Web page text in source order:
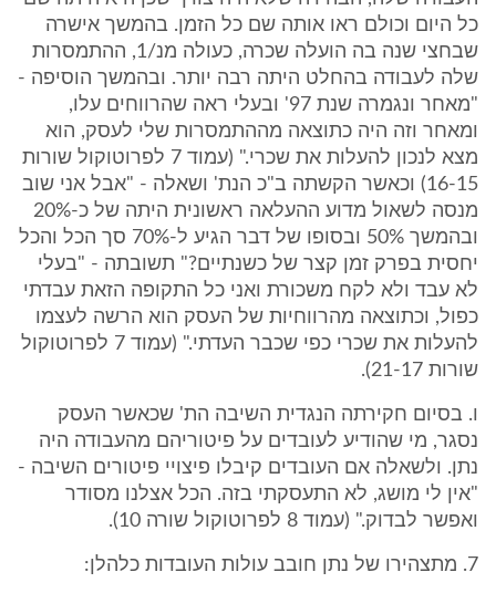
כל היום וכולם ראו אותה שם כל הזמן. בהמשך אישרה
שבחצי שנה בה הועלה שכרה, כעולה מנ/1, ההתמסרות
שלה לעבודה בהחלט היתה רבה יותר. ובהמשך הוסיפה -
"מאחר ונגמרה שנת 97' ובעלי ראה שהרווחים עלו,
ומאחר וזה היה כתוצאה מההתמסרות שלי לעסק, הוא
מצא לנכון להעלות את שכרי." (עמוד 7 לפרוטוקול שורות
16-15) וכאשר הקשתה ב"כ הנת' ושאלה - "אבל אני שוב
מנסה לשאול מדוע ההעלאה ראשונית היתה של כ-20%
ובהמשך 50% ובסופו של דבר הגיע ל-70% סך הכל והכל
יחסית בפרק זמן קצר של כשנתיים?" תשובתה - "בעלי
לא עבד ולא לקח משכורת ואני כל התקופה הזאת עבדתי
כפול, וכתוצאה מהרווחיות של העסק הוא הרשה לעצמו
להעלות את שכרי כפי שכבר העדתי." (עמוד 7 לפרוטוקול
שורות 21-17).
ו. בסיום חקירתה הנגדית השיבה הת' שכאשר העסק
נסגר, מי שהודיע לעובדים על פיטוריהם מהעבודה היה
נתן. ולשאלה אם העובדים קיבלו פיצויי פיטורים השיבה -
"אין לי מושג, לא התעסקתי בזה. הכל אצלנו מסודר
ואפשר לבדוק." (עמוד 8 לפרוטוקול שורה 10).
7. מתצהירו של נתן חובב עולות העובדות כלהלן: